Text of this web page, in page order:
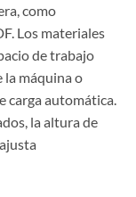
como
Los materiales
de trabajo
la máquina o
carga automática.
la altura de